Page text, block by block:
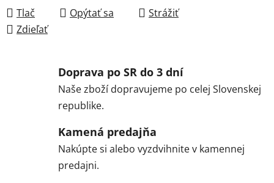
Tlač Opýtať sa
Strážiť
Zdieľať
Doprava po SR do 3 dní
Naše zboží dopravujeme po celej Slovenskej
republike.
Kamená predajňa
Nakúpte si alebo vyzdvihnite v kamennej
predajni.